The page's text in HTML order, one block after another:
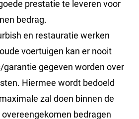
prestatie te leveren voor
bedrag.
en restauratie werken
voertuigen kan er nooit
garantie gegeven worden over
Hiermee wordt bedoeld
zal doen binnen de
bedragen